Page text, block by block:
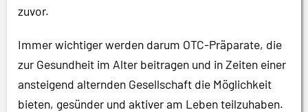
zuvor.
Immer wichtiger werden darum OTC-Präparate, die
zur Gesundheit im Alter beitragen und in Zeiten einer
ansteigend alternden Gesellschaft die Möglichkeit
bieten, gesünder und aktiver am Leben teilzuhaben.